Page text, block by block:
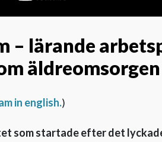
– lärande
äldreomsorgen
in english.)
som startade efter det